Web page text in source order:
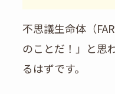
不思議生命体（
のことだ！」と思
るはずです。